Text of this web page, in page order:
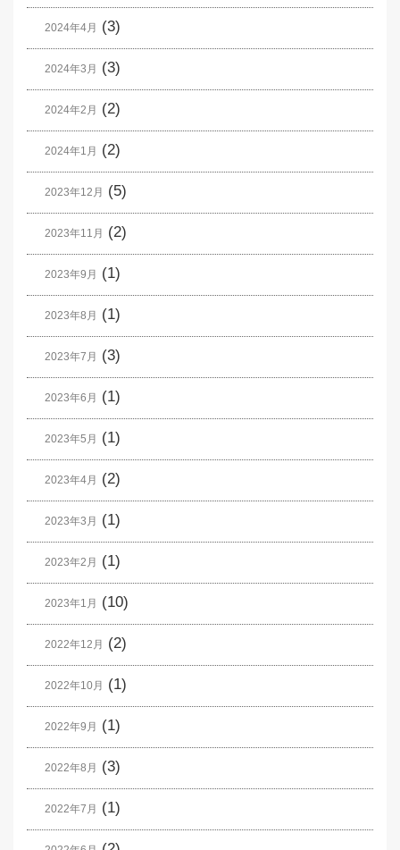
2024年4月 (3)
2024年3月 (3)
2024年2月 (2)
2024年1月 (2)
2023年12月 (5)
2023年11月 (2)
2023年9月 (1)
2023年8月 (1)
2023年7月 (3)
2023年6月 (1)
2023年5月 (1)
2023年4月 (2)
2023年3月 (1)
2023年2月 (1)
2023年1月 (10)
2022年12月 (2)
2022年10月 (1)
2022年9月 (1)
2022年8月 (3)
2022年7月 (1)